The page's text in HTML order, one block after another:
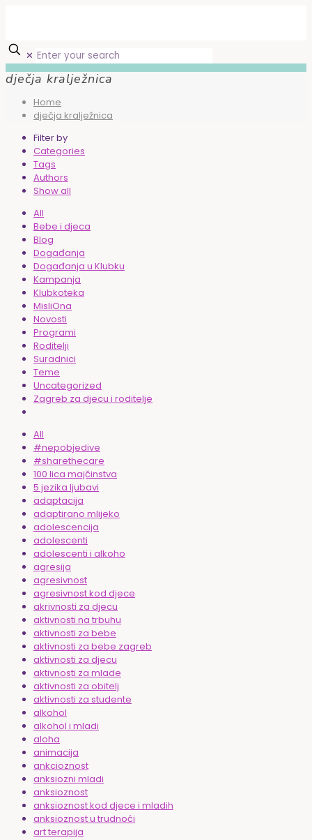
✕
dječja kralježnica
Home
dječja kralježnica
Filter by
Categories
Tags
Authors
Show all
All
Bebe i djeca
Blog
Događanja
Događanja u Klubku
Kampanja
Klubkoteka
MisliOna
Novosti
Programi
Roditelji
Suradnici
Teme
Uncategorized
Zagreb za djecu i roditelje
All
#nepobjedive
#sharethecare
100 lica majčinstva
5 jezika ljubavi
adaptacija
adaptirano mlijeko
adolescencija
adolescenti
adolescenti i alkoho
agresija
agresivnost
agresivnost kod djece
akrivnosti za djecu
aktivnosti na trbuhu
aktivnosti za bebe
aktivnosti za bebe zagreb
aktivnosti za djecu
aktivnosti za mlade
aktivnosti za obitelj
aktivnosti za studente
alkohol
alkohol i mladi
aloha
animacija
ankcioznost
anksiozni mladi
anksioznost
anksioznost kod djece i mladih
anksioznost u trudnoći
art terapija